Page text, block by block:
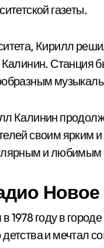
газеты.
Кирилл
Станция
Калинин
своим ярким
и
1978 году в
и мечтал